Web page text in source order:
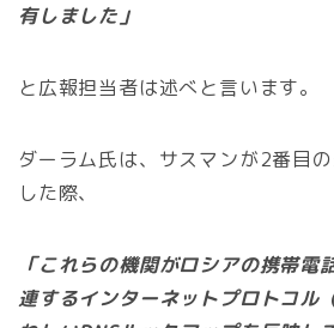
有しました」
と広報担当者は述べと言います。
ダーラム氏は、サスマンが2番目
した際、
「これらの機関がロシアの携帯電
連するインターネットプロトコル